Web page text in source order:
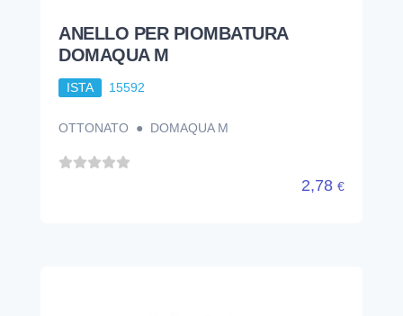
ANELLO PER PIOMBATURA
DOMAQUA M
ISTA 15592
OTTONATO ● DOMAQUA M
2,78 €